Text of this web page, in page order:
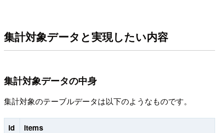
集計対象データと実現したい内容
集計対象データの中身
集計対象のテーブルデータは以下のようなものです。
id items